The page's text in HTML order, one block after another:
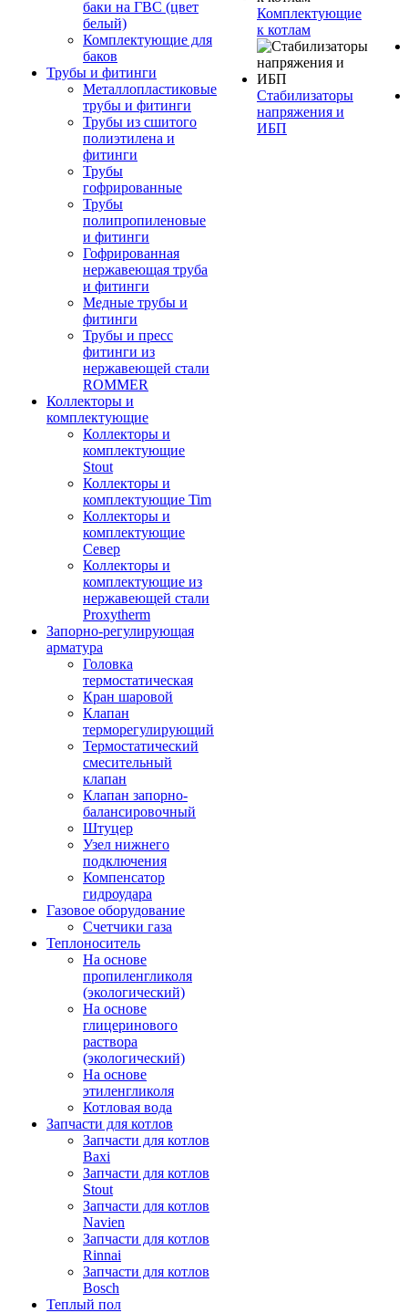
баки на ГВС (цвет
белый)
Комплектующие для
баков
Трубы и фитинги
Металлопластиковые
трубы и фитинги
Трубы из сшитого
полиэтилена и
фитинги
Трубы
гофрированные
Трубы
полипропиленовые
и фитинги
Гофрированная
нержавеющая труба
и фитинги
Медные трубы и
фитинги
Трубы и пресс
фитинги из
нержавеющей стали
ROMMER
Коллекторы и
комплектующие
Коллекторы и
комплектующие
Stout
Коллекторы и
комплектующие Tim
Коллекторы и
комплектующие
Север
Коллекторы и
комплектующие из
нержавеющей стали
Proxytherm
Запорно-регулирующая
арматура
Головка
термостатическая
Кран шаровой
Клапан
терморегулирующий
Термостатический
смесительный
клапан
Клапан запорно-
балансировочный
Штуцер
Узел нижнего
подключения
Компенсатор
гидроудара
Газовое оборудование
Счетчики газа
Теплоноситель
На основе
пропиленгликоля
(экологический)
На основе
глицеринового
раствора
(экологический)
На основе
этиленгликоля
Котловая вода
Запчасти для котлов
Запчасти для котлов
Baxi
Запчасти для котлов
Stout
Запчасти для котлов
Navien
Запчасти для котлов
Rinnai
Запчасти для котлов
Bosch
Теплый пол
Комплектующие
к котлам
Стабилизаторы
напряжения и
ИБП